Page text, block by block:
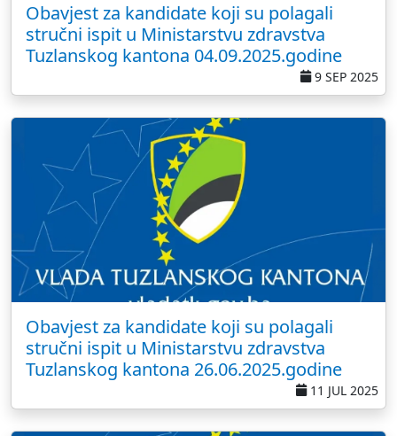
Obavjest za kandidate koji su polagali
stručni ispit u Ministarstvu zdravstva
Tuzlanskog kantona 04.09.2025.godine
9 SEP 2025
Obavjest za kandidate koji su polagali
stručni ispit u Ministarstvu zdravstva
Tuzlanskog kantona 26.06.2025.godine
11 JUL 2025